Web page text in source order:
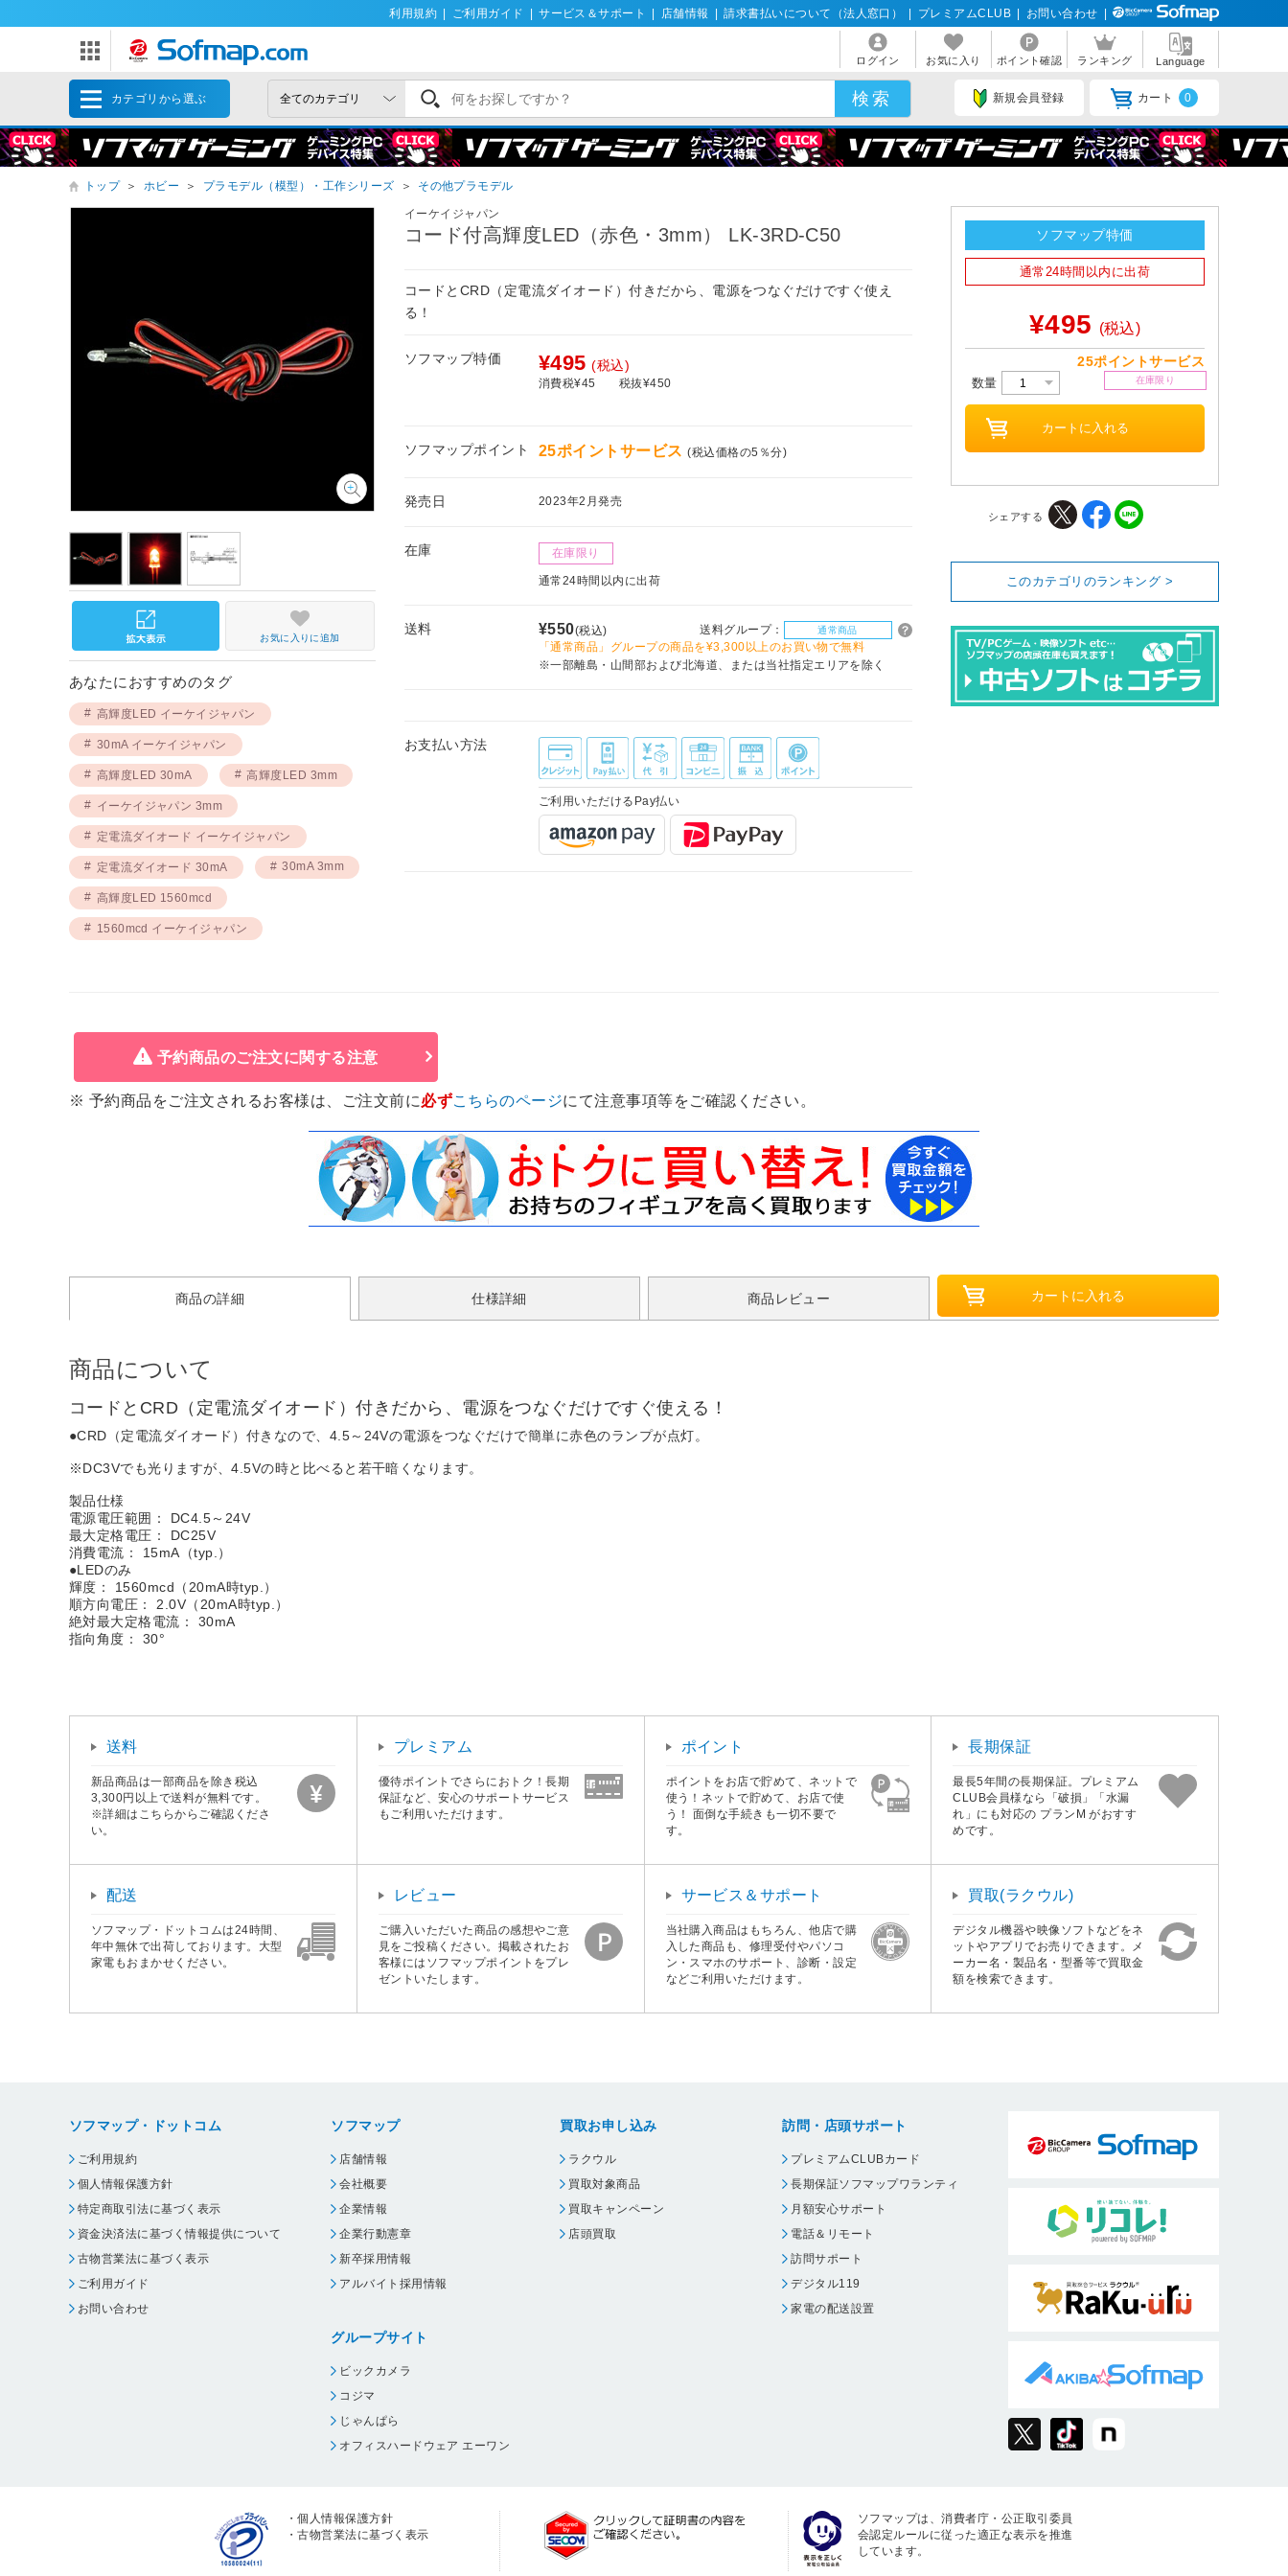
利用規約 ご利用ガイド サービス＆サポート 店舗情報 請求書払いについて（法人窓口） プレミアムCLUB お問い合わせ
ログイン お気に入り ポイント確認 ランキング Language
カテゴリから選ぶ 新規会員登録 カート 0
トップ ＞ ホビー ＞ プラモデル（模型）・工作シリーズ ＞ その他プラモデル
イーケイジャパン
コード付高輝度LED（赤色・3mm） LK-3RD-C50
コードとCRD（定電流ダイオード）付きだから、電源をつなぐだけですぐ使え
る！
ソフマップ特価 ¥495 (税込)
消費税¥45 税抜¥450
ソフマップポイント 25ポイントサービス(税込価格の5％分)
発売日 2023年2月発売
在庫 在庫限り
通常24時間以内に出荷
送料 ¥550(税込) 送料グループ： 通常商品
「通常商品」グループの商品を¥3,300以上のお買い物で無料
※一部離島・山間部および北海道、または当社指定エリアを除く
お支払い方法
ご利用いただけるPay払い
お気に入りに追加
あなたにおすすめのタグ
高輝度LED イーケイジャパン
30mA イーケイジャパン
高輝度LED 30mA 高輝度LED 3mm
イーケイジャパン 3mm
定電流ダイオード イーケイジャパン
定電流ダイオード 30mA 30mA 3mm
高輝度LED 1560mcd
1560mcd イーケイジャパン
ソフマップ特価
通常24時間以内に出荷
¥495 (税込)
25ポイントサービス
数量 在庫限り
シェアする
このカテゴリのランキング >
予約商品のご注文に関する注意
※ 予約商品をご注文されるお客様は、ご注文前に必ずこちらのページにて注意事項等をご確認ください。
商品の詳細 仕様詳細 商品レビュー
商品について
コードとCRD（定電流ダイオード）付きだから、電源をつなぐだけですぐ使える！
●CRD（定電流ダイオード）付きなので、4.5～24Vの電源をつなぐだけで簡単に赤色のランプが点灯。
※DC3Vでも光りますが、4.5Vの時と比べると若干暗くなります。
製品仕様
電源電圧範囲： DC4.5～24V
最大定格電圧： DC25V
消費電流： 15mA（typ.）
●LEDのみ
輝度： 1560mcd（20mA時typ.）
順方向電圧： 2.0V（20mA時typ.）
絶対最大定格電流： 30mA
指向角度： 30°
送料
新品商品は一部商品を除き税込
3,300円以上で送料が無料です。
※詳細はこちらからご確認くださ
い。
プレミアム
優待ポイントでさらにおトク！長期
保証など、安心のサポートサービス
もご利用いただけます。
ポイント
ポイントをお店で貯めて、ネットで
使う！ネットで貯めて、お店で使
う！ 面倒な手続きも一切不要で
す。
長期保証
最長5年間の長期保証。プレミアム
CLUB会員様なら「破損」「水漏
れ」にも対応の プランM がおすす
めです。
配送
ソフマップ・ドットコムは24時間、
年中無休で出荷しております。大型
家電もおまかせください。
レビュー
ご購入いただいた商品の感想やご意
見をご投稿ください。掲載されたお
客様にはソフマップポイントをプレ
ゼントいたします。
サービス＆サポート
当社購入商品はもちろん、他店で購
入した商品も、修理受付やパソコ
ン・スマホのサポート、診断・設定
などご利用いただけます。
買取(ラクウル)
デジタル機器や映像ソフトなどをネ
ットやアプリでお売りできます。メ
ーカー名・製品名・型番等で買取金
額を検索できます。
ソフマップ・ドットコム
ご利用規約
個人情報保護方針
特定商取引法に基づく表示
資金決済法に基づく情報提供について
古物営業法に基づく表示
ご利用ガイド
お問い合わせ
ソフマップ
店舗情報
会社概要
企業情報
企業行動憲章
新卒採用情報
アルバイト採用情報
グループサイト
ビックカメラ
コジマ
じゃんぱら
オフィスハードウェア エーワン
買取お申し込み
ラクウル
買取対象商品
買取キャンペーン
店頭買取
訪問・店頭サポート
プレミアムCLUBカード
長期保証ソフマップワランティ
月額安心サポート
電話＆リモート
訪問サポート
デジタル119
家電の配送設置
・個人情報保護方針
・古物営業法に基づく表示
ソフマップは、消費者庁・公正取引委員
会認定ルールに従った適正な表示を推進
しています。